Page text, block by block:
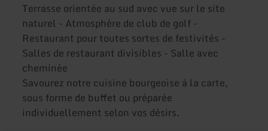
Terrasse orientée au sud avec vue sur le site
naturel - Atmosphère de club de golf -
Restaurant pour toutes sortes de festivités -
Salles de restaurant divisibles - Salle avec
cheminée
Savourez notre cuisine bourgeoise à la carte,
sous forme de buffet ou préparée
individuellement selon vos désirs.